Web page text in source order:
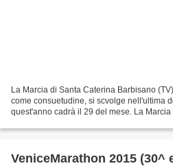
La Marcia di Santa Caterina Barbisano
come consuetudine, si scvolge nell'ultima
quest'anno cadrà il 29 del mese. La
VeniceMarathon 2015 (30^